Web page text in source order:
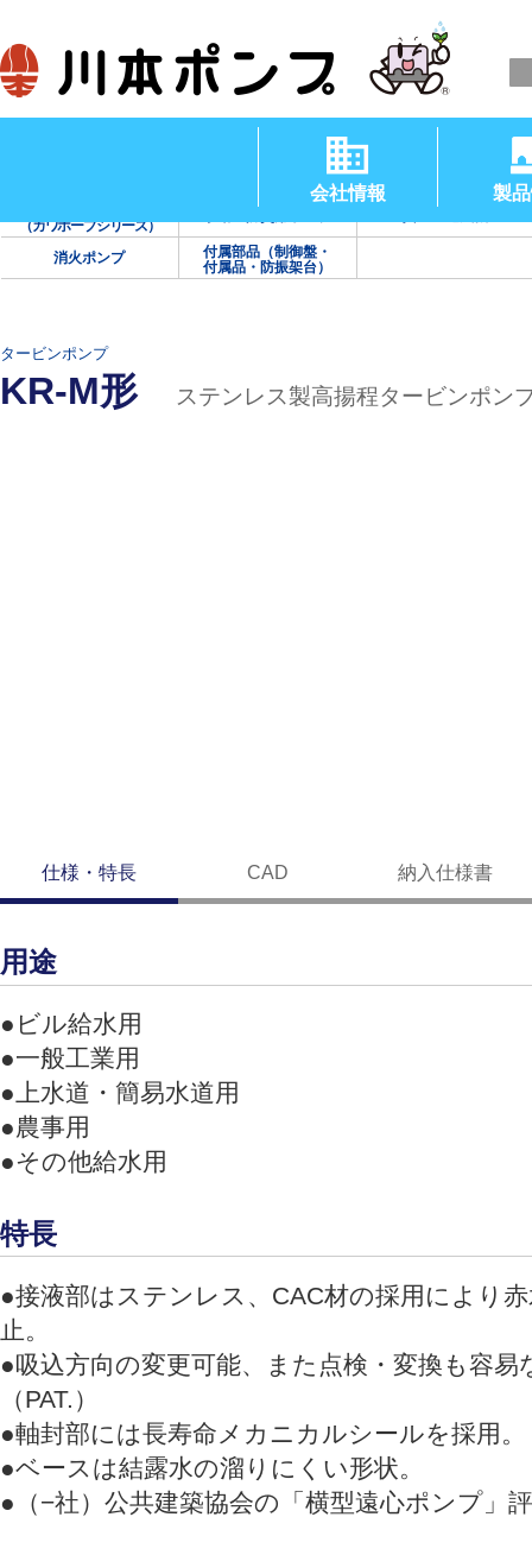
会社情報 製
（温水用水中ポンプ）
（カワホープシリーズ）
消火ポンプ
付属部品（制御盤・
付属品・防振架台）
タービンポンプ
KR-M形 ステンレス製高揚程タービンポン
仕様・特長 CAD 納入仕様書
用途
●ビル給水用
●一般工業用
●上水道・簡易水道用
●農事用
●その他給水用
特長
●接液部はステンレス、CAC材の採用により
止。
●吸込方向の変更可能、また点検・変換も容易
（PAT.）
●軸封部には長寿命メカニカルシールを採用。
●ベースは結露水の溜りにくい形状。
●（−社）公共建築協会の「横型遠心ポンプ」